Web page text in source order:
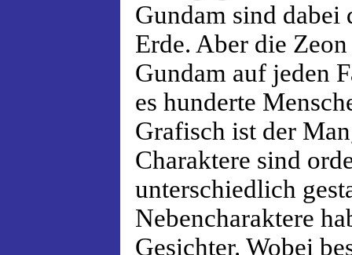
Gundam sind dabei
Erde. Aber die
Gundam auf jeden
es hunderte
Grafisch ist der
Charaktere sind
unterschiedlich
Nebencharaktere
Gesichter. Wobei